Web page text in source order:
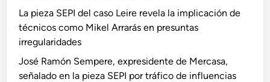
La pieza SEPI del caso Leire revela la implicación de
técnicos como Mikel Arrarás en presuntas
irregularidades
José Ramón Sempere, expresidente de Mercasa,
señalado en la pieza SEPI por tráfico de influencias